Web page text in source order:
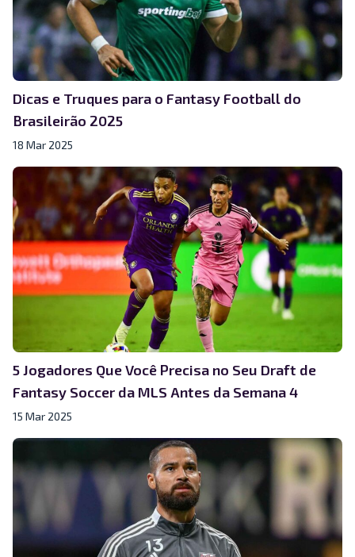
Dicas e Truques para o Fantasy Football do
Brasileirão 2025
18 Mar 2025
5 Jogadores Que Você Precisa no Seu Draft de
Fantasy Soccer da MLS Antes da Semana 4
15 Mar 2025